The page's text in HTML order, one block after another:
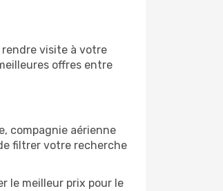
visite à votre
offres entre
compagnie aérienne
filtrer votre recherche
le meilleur prix pour le